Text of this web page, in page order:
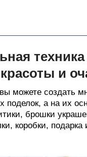
и
можете создать
поделок, а на их
брошки
коробки, подарка